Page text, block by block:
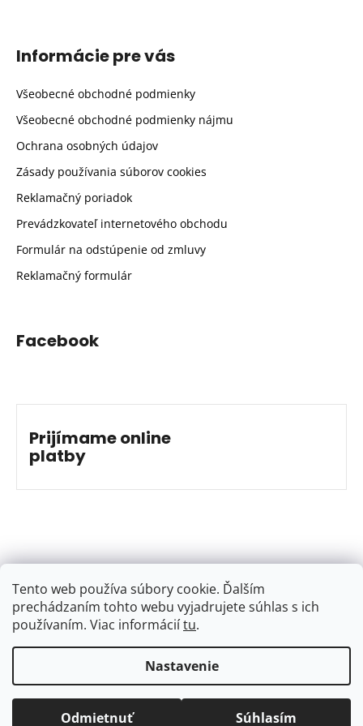
Tento web používa súbory cookie. Ďalším
prechádzaním tohto webu vyjadrujete súhlas s ich
používaním. Viac informáciítu.
Nastavenie
Odmietnuť Súhlasím
Informácie pre vás
Všeobecné obchodné podmienky
Všeobecné obchodné podmienky nájmu
Ochrana osobných údajov
Zásady používania súborov cookies
Reklamačný poriadok
Prevádzkovateľ internetového obchodu
Formulár na odstúpenie od zmluvy
Reklamačný formulár
Facebook
Prijímame online
platby
Vytvoril Shoptet&Jakub Grác
Copyright 2026BAJKSHOP . Všetky práva vyhradené.